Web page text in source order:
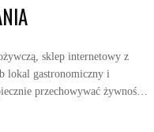
sklep internetowy z
lokal gastronomiczny i
przechowywać żywność